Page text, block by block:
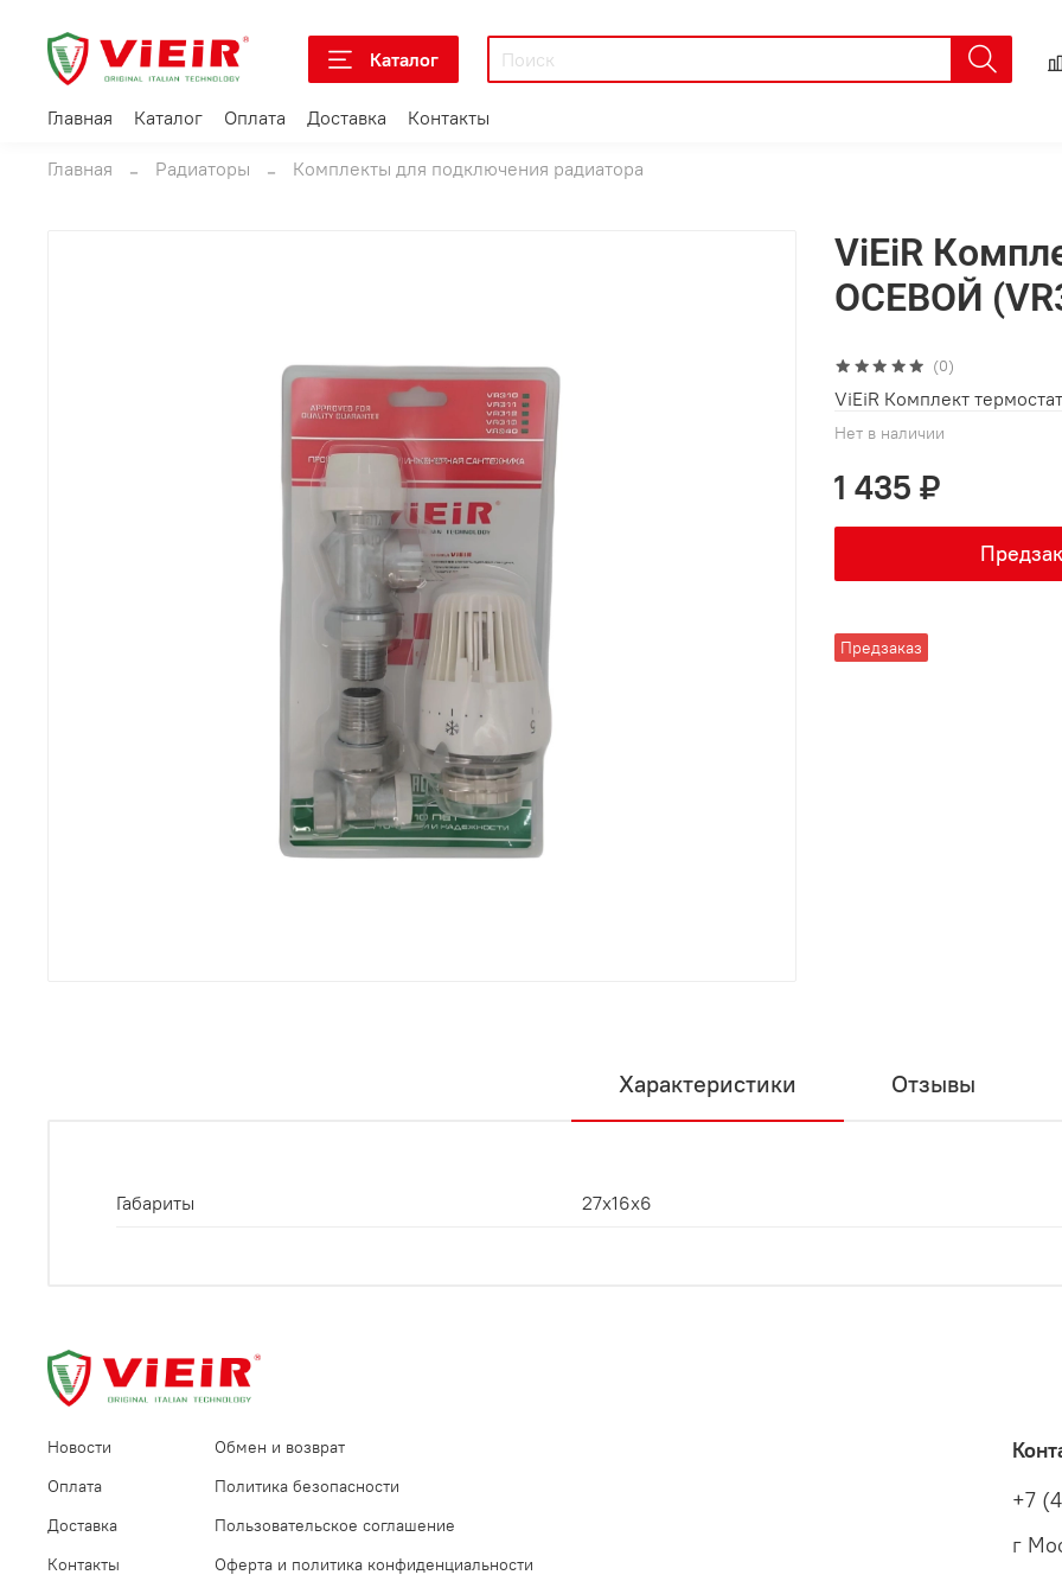
Каталог
Главная Каталог Оплата Доставка Контакты
Главная Радиаторы Комплекты для подключения радиатора
(0)
Нет в наличии
Предзаказ
ViEiR
ОСЕВОЙ
1 435 ₽
ViEiR Комплект
Характеристики Отзывы
Габариты 27x16x6
Новости
Оплата
Доставка
Контакты
Обмен и возврат
Политика безопасности
Пользовательское соглашение
Оферта и политика конфиденциальности
+7
г